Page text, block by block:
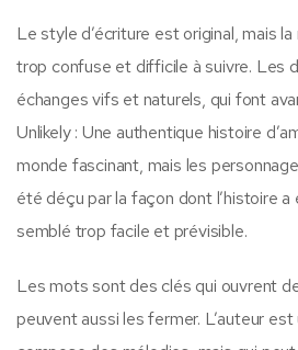
Le style d’écriture est original, mais
trop confuse et difficile à suivre. Les
échanges vifs et naturels, qui font
Unlikely : Une authentique histoire
monde fascinant, mais les
été déçu par la façon dont l’histoire a
semblé trop facile et prévisible.
Les mots sont des clés qui ouvrent
peuvent aussi les fermer. L’auteur est